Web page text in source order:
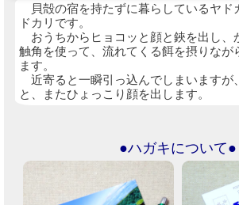
貝殻の宿を持たずに暮らしているヤド
ドカリです。
おうちからヒョコッと顔と鋏を出し、
触角を使って、流れてくる餌を摂りなが
ます。
近寄ると一瞬引っ込んでしまいますが
と、またひょっこり顔を出します。
●ハガキについて●